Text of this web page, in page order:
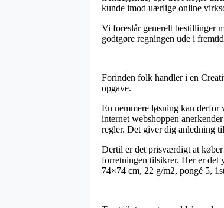
kunde imod uærlige online
Vi foreslår generelt bestillinger
godtgøre regningen ude i
Forinden folk handler i en
opgave.
En nemmere løsning kan
internet webshoppen
regler. Det giver dig anledning
Dertil er det prisværdigt at
forretningen tilsikrer. Her er det
74×74 cm, 22 g/m2, pongé 5,